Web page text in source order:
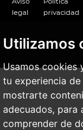
Utilizamos
Usamos cookies
tu experiencia
mostrarte
adecuados, para
comprender de
legal
privacidad